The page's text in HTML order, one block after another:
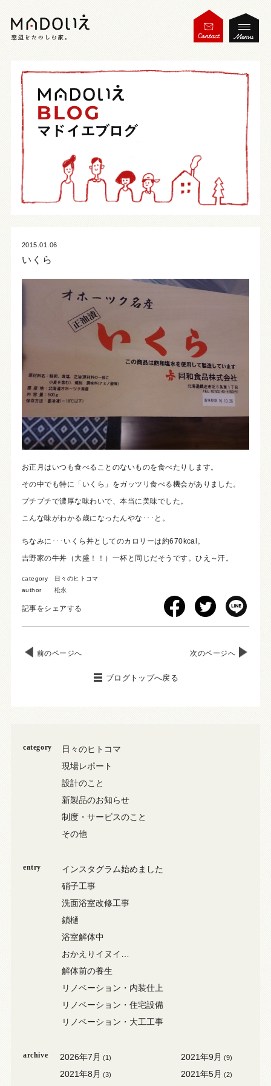
2015.01.06
いくら
お正月はいつも食べることのないものを食べたりします。
その中でも特に「いくら」をガッツリ食べる機会がありました。
プチプチで濃厚な味わいで、本当に美味でした。
こんな味がわかる歳になったんやな･･･と。
ちなみに･･･いくら丼としてのカロリーは約670kcal。
吉野家の牛丼（大盛！！）一杯と同じだそうです。ひえ～汗。
category
日々のヒトコマ
author
松永
記事をシェアする
前のページへ 次のページへ
ブログトップへ戻る
category
日々のヒトコマ
現場レポート
設計のこと
新製品のお知らせ
制度・サービスのこと
その他
entry
インスタグラム始めました
硝子工事
洗面浴室改修工事
鎖樋
浴室解体中
おかえりイヌイ…
解体前の養生
リノベーション・内装仕上
リノベーション・住宅設備
リノベーション・大工工事
archive 2026年7月 (1) 2021年9月 (9)
2021年8月 (3) 2021年5月 (2)